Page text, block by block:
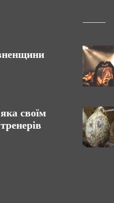
своїм